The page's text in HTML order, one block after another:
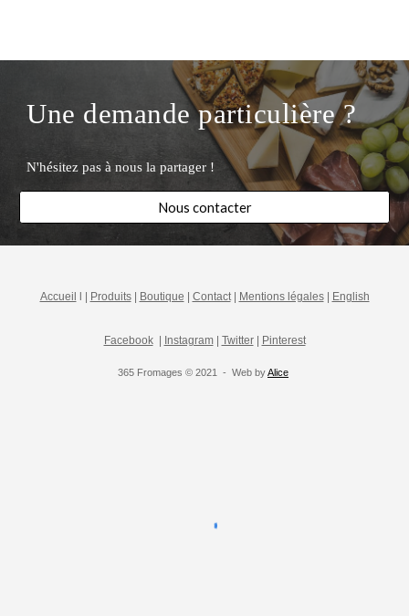
Une demande particulière ?
N'hésitez pas à nous la partager !
Nous contacter
Accueil Produits| Boutique Contact| Mentions légales| English
Facebook Instagram Twitter| Pinterest
365 Fromages © 2021 - Web byAlice